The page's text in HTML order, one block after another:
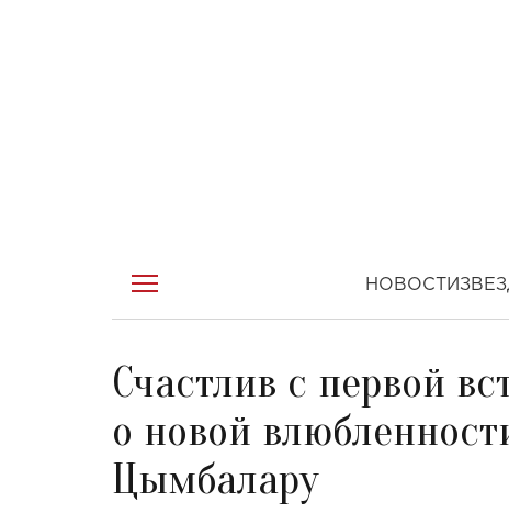
НОВОСТИ
Счастлив с первой
о новой
Цымбалару